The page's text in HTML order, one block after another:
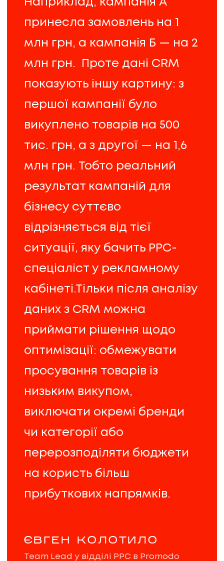
принесла замовлень на 1
млн грн, а кампанія Б — на 2
млн грн. Проте дані CRM
показують іншу картину: з
першої кампанії було
викуплено товарів на 500
тис. грн, а з другої — на 1,6
млн грн. Тобто реальний
результат кампаній для
бізнесу суттєво
відрізняється від тієї
ситуації, яку бачить PPC-
спеціаліст у рекламному
кабінеті.Тільки після аналізу
даних з CRM можна
приймати рішення щодо
оптимізації: обмежувати
просування товарів із
низьким викупом,
виключати окремі бренди
чи категорії або
перерозподіляти бюджети
на користь більш
прибуткових напрямків.
ЄВГЕН КОЛОТИЛО
Team Lead у відділі PPC в Promodo